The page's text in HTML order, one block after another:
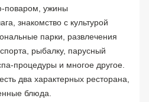
поваром, ужины
знакомство с культурой
парки, развлечения
рыбалку, парусный
процедуры и многое другое.
два характерных ресторана,
блюда.